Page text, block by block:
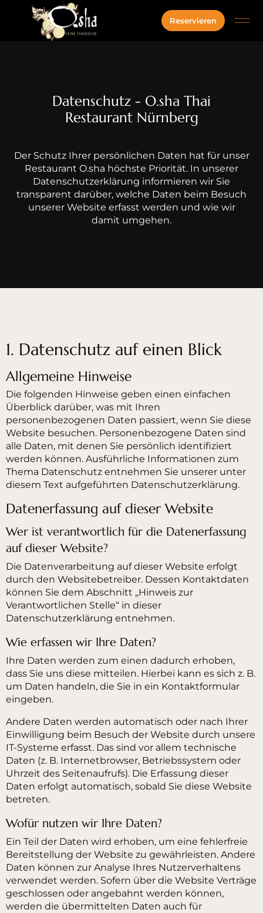
springen
Reservieren
Datenschutz - O.sha Thai
Restaurant Nürnberg
Der Schutz Ihrer persönlichen Daten hat für unser
Restaurant O.sha höchste Priorität. In unserer
Datenschutzerklärung informieren wir Sie
transparent darüber, welche Daten beim Besuch
unserer Website erfasst werden und wie wir
damit umgehen.
1. Datenschutz auf einen Blick
Allgemeine Hinweise
Die folgenden Hinweise geben einen einfachen
Überblick darüber, was mit Ihren
personenbezogenen Daten passiert, wenn Sie diese
Website besuchen. Personenbezogene Daten sind
alle Daten, mit denen Sie persönlich identifiziert
werden können. Ausführliche Informationen zum
Thema Datenschutz entnehmen Sie unserer unter
diesem Text aufgeführten Datenschutzerklärung.
Datenerfassung auf dieser Website
Wer ist verantwortlich für die Datenerfassung
auf dieser Website?
Die Datenverarbeitung auf dieser Website erfolgt
durch den Websitebetreiber. Dessen Kontaktdaten
können Sie dem Abschnitt „Hinweis zur
Verantwortlichen Stelle“ in dieser
Datenschutzerklärung entnehmen.
Wie erfassen wir Ihre Daten?
Ihre Daten werden zum einen dadurch erhoben,
dass Sie uns diese mitteilen. Hierbei kann es sich z. B.
um Daten handeln, die Sie in ein Kontaktformular
eingeben.
Andere Daten werden automatisch oder nach Ihrer
Einwilligung beim Besuch der Website durch unsere
IT-Systeme erfasst. Das sind vor allem technische
Daten (z. B. Internetbrowser, Betriebssystem oder
Uhrzeit des Seitenaufrufs). Die Erfassung dieser
Daten erfolgt automatisch, sobald Sie diese Website
betreten.
Wofür nutzen wir Ihre Daten?
Ein Teil der Daten wird erhoben, um eine fehlerfreie
Bereitstellung der Website zu gewährleisten. Andere
Daten können zur Analyse Ihres Nutzerverhaltens
verwendet werden. Sofern über die Website Verträge
geschlossen oder angebahnt werden können,
werden die übermittelten Daten auch für